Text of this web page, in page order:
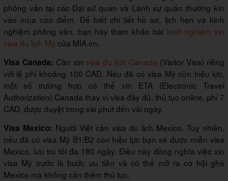
phỏng vấn tại các Đại sứ quán và Lãnh sự quán thường kín
vào mùa cao điểm. Để biết chi tiết hồ sơ, lịch hẹn và kinh
nghiệm phỏng vấn, bạn hãy tham khảo bài kinh nghiệm xin
visa du lịch Mỹ của MIA.vn.
Visa Canada: Cần xin visa du lịch Canada (Visitor Visa) riêng
với lệ phí khoảng 100 CAD. Nếu đã có visa Mỹ còn hiệu lực,
một số trường hợp có thể xin ETA (Electronic Travel
Authorization) Canada thay vì visa đầy đủ, thủ tục online, phí 7
CAD, được duyệt trong vài phút đến vài ngày.
Visa Mexico: Người Việt cần visa du lịch Mexico. Tuy nhiên,
nếu đã có visa Mỹ B1/B2 còn hiệu lực bạn sẽ được miễn visa
Mexico, lưu trú tối đa 180 ngày. Điều này đồng nghĩa việc xin
visa Mỹ trước là bước ưu tiên và có thể mở ra cơ hội ghé
Mexico mà không cần thêm thủ tục.